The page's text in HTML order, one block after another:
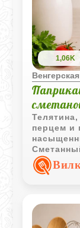
1,06K
перцем и